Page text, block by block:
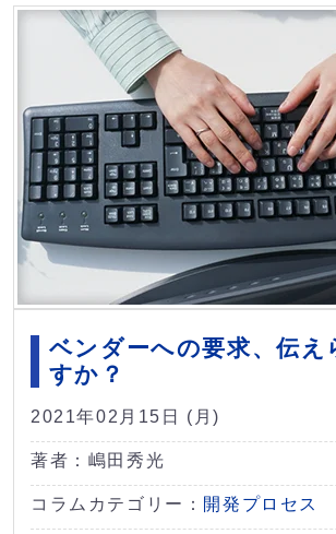
ベンダーへの要求、伝え
すか？
2021年02月15日 (月)
著者：嶋田秀光
コラムカテゴリー： 開発プロセス